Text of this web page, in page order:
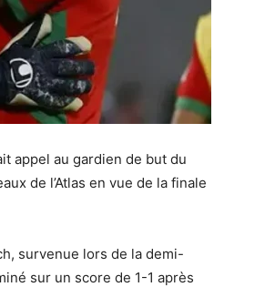
appel au gardien de but du
de l’Atlas en vue de la finale
survenue lors de la demi-
sur un score de 1-1 après